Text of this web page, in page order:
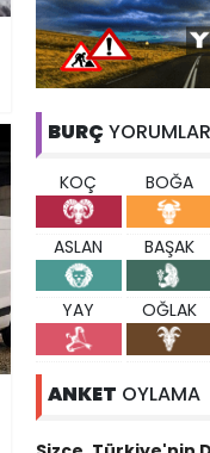
BURÇ
KOÇ BOĞA
ASLAN BAŞAK
YAY OĞLAK
ANKET OYLAMA